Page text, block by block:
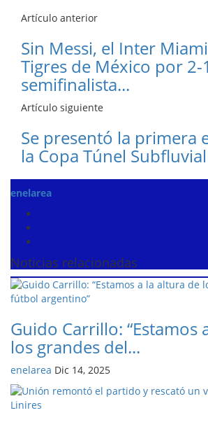
Artículo anterior
Sin Messi, el Inter
Tigres de México por 2-
semifinalista...
Artículo siguiente
Se presentó la primera
la Copa Túnel
enelarea
Noticias relacionadas
Guido Carrillo: “Estamos
los grandes del...
enelarea Dic 14, 2025